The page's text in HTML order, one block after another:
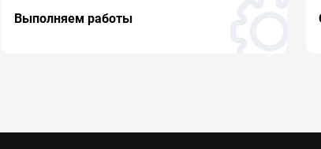
Выполняем работы